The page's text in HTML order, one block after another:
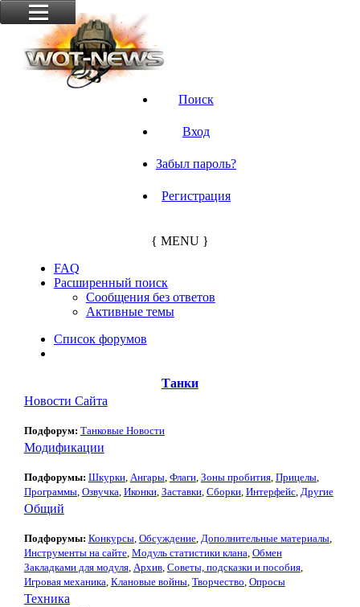
Поиск
Вход
Забыл пароль?
Регистрация
{ MENU }
FAQ
Расширенный поиск
Сообщения без ответов
Активные темы
Список форумов
Танки
Новости Сайта
Подфорум: Танковые Новости
Модификации
Подфорумы: Шкурки, Ангары, Флаги, Зоны пробития, Прицелы,
Программы, Озвучка, Иконки, Заставки, Сборки, Интерфейс, Другие
Общий
Подфорумы: Конкурсы, Обсуждение, Дополнительные материалы,
Инструменты на сайте, Модуль статистики клана, Обмен
Закладками для модуля, Архив, Советы, подсказки и пособия,
Игровая механика, Клановые войны, Творчество, Опросы
Техника